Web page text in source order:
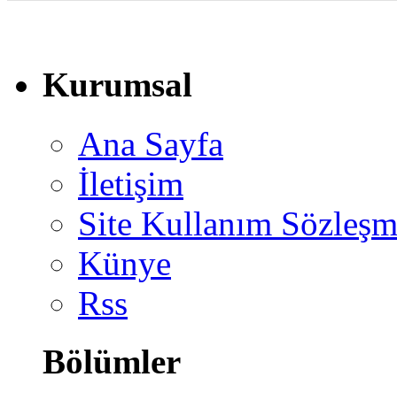
Kurumsal
Ana Sayfa
İletişim
Site Kullanım
Künye
Rss
Bölümler